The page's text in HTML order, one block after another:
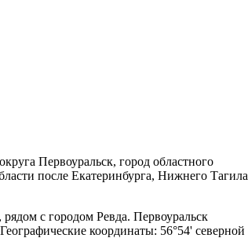
Первоуральск, город областного
после Екатеринбурга, Нижнего Тагила
с городом Ревда. Первоуральск
координаты: 56°54' северной